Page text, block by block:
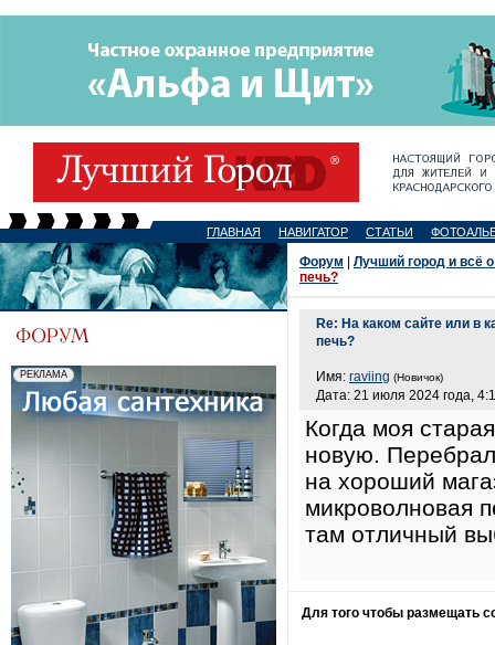
ГЛАВНАЯ НАВИГАТОР СТАТЬИ
Форум
Лучший город и всё
печь?
Re: На каком сайте или в
печь?
Имя: raviing (Новичок)
Дата: 21 июля 2024 года,
Когда моя
новую.
на хороший
микроволновая
там отличный
Для того чтобы размещать